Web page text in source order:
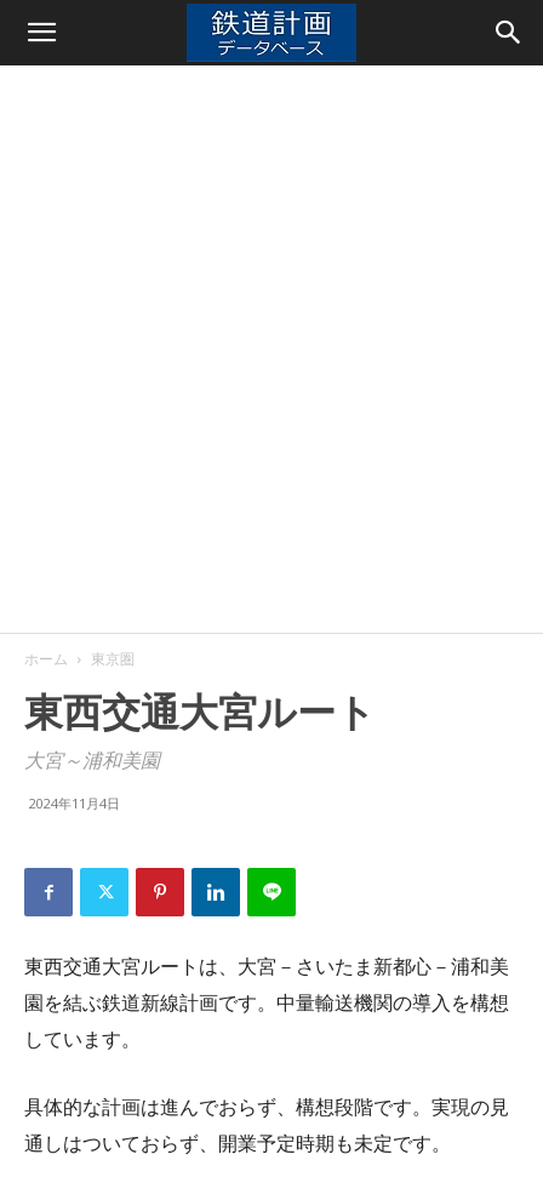
ホーム 東京圏
東西交通大宮ルート
大宮～浦和美園
2024年11月4日
東西交通大宮ルートは、大宮－さいたま新都心－浦和美
園を結ぶ鉄道新線計画です。中量輸送機関の導入を構想
しています。
具体的な計画は進んでおらず、構想段階です。実現の見
通しはついておらず、開業予定時期も未定です。